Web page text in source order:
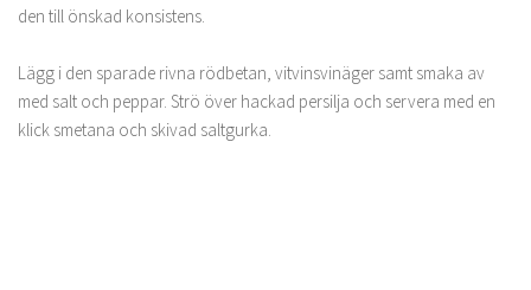
den till önskad konsistens.
Lägg i den sparade rivna rödbetan, vitvinsvinäger samt smaka av
med salt och peppar. Strö över hackad persilja och servera med en
klick smetana och skivad saltgurka.